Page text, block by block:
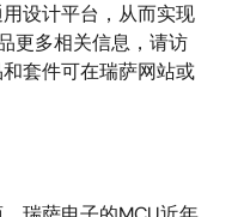
设计平台，从而实现
更多相关信息，请访
套件可在瑞萨网站或